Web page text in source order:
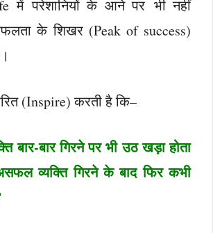
में परेशानियों के आने पर भी नहीं
के शिखर (Peak of success)
(Inspire) करती है कि–
बार-बार गिरने पर भी उठ खड़ा होता
व्यक्ति गिरने के बाद फिर कभी